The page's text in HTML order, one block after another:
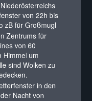
von 22h bis
zB für Großmugl
Zentrums für
von 60
Himmel um
sind Wolken zu
in den
Nacht von